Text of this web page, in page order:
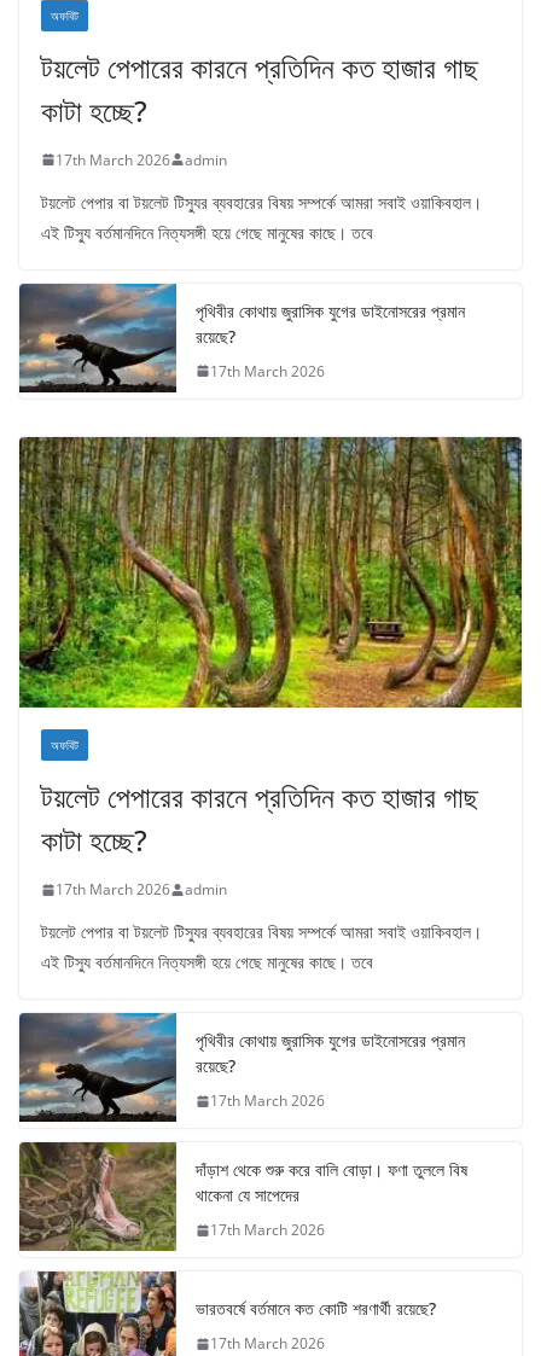
অফবিট
টয়লেট পেপারের কারনে প্রতিদিন কত হাজার গাছ
কাটা হচ্ছে?
17th March 2026 admin
টয়লেট পেপার বা টয়লেট টিস্যুর ব্যবহারের বিষয় সম্পর্কে আমরা সবাই ওয়াকিবহাল।
এই টিস্যু বর্তমানদিনে নিত্যসঙ্গী হয়ে গেছে মানুষের কাছে। তবে
পৃথিবীর কোথায় জুরাসিক যুগের ডাইনোসরের প্রমান
রয়েছে?
17th March 2026
অফবিট
টয়লেট পেপারের কারনে প্রতিদিন কত হাজার গাছ
কাটা হচ্ছে?
17th March 2026 admin
টয়লেট পেপার বা টয়লেট টিস্যুর ব্যবহারের বিষয় সম্পর্কে আমরা সবাই ওয়াকিবহাল।
এই টিস্যু বর্তমানদিনে নিত্যসঙ্গী হয়ে গেছে মানুষের কাছে। তবে
পৃথিবীর কোথায় জুরাসিক যুগের ডাইনোসরের প্রমান
রয়েছে?
17th March 2026
দাঁড়াশ থেকে শুরু করে বালি বোড়া। ফণা তুললে বিষ
থাকেনা যে সাপেদের
17th March 2026
ভারতবর্ষে বর্তমানে কত কোটি শরণার্থী রয়েছে?
17th March 2026